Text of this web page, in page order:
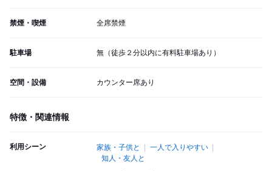
禁煙・喫煙 全席禁煙
駐車場 無（徒歩２分以内に有料駐車場あり）
空間・設備 カウンター席あり
特徴・関連情報
利用シーン 家族・子供と
一人で入りやすい
知人・友人と